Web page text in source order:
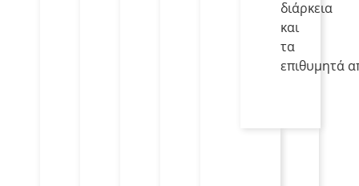
διάρκεια
και
τα
επιθυμητά